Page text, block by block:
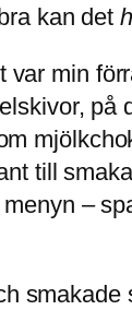
kan det
min
till
–